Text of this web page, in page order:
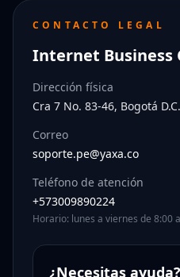
CONTACTO LEGAL
Internet Business
Dirección física
Cra 7 No. 83-46, Bogotá
Correo
soporte.pe@yaxa.co
Teléfono de atención
+573009890224
Horario: lunes a viernes de 8:00
¿Necesitas ayuda?